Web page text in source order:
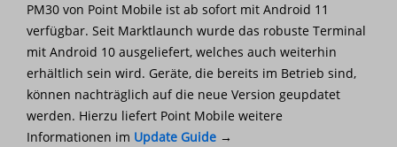
Karriere
PM30 von Point Mobile ist ab sofort mit Android 11
verfügbar. Seit Marktlaunch wurde das robuste Terminal
mit Android 10 ausgeliefert, welches auch weiterhin
erhältlich sein wird. Geräte, die bereits im Betrieb sind,
können nachträglich auf die neue Version geupdatet
werden. Hierzu liefert Point Mobile weitere
Informationen im Update Guide →